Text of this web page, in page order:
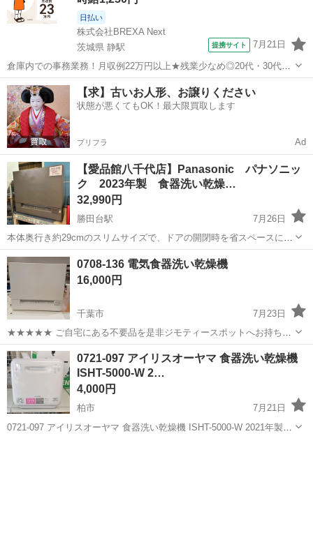
日払い
株式会社BREXA Next
茨城県 静駅
提携サイト 7月21日
倉庫内での事務業務！月収例22万円以上★残業少なめ◎20代・30代・
40代の男女活躍中！空調完備で快適作業★食堂利用可◎マイカー通勤
OK◎無料駐車場完備！《茨城県常陸大宮市》 人気の工場のお仕事 ◇
電子部品製造倉庫内の事務...
茨城 常陸大宮市 静駅 その他
【求】古いお人形、お譲りください
状態が悪くてもOK！最大限買取します
プリフラ Ad
【愛品館八千代店】Panasonic パナソニッ
ク 2023年製 食器洗い乾燥…
32,990円
勝田台駅
7月26日
本体奥行き約29cmのスリムサイズで、ドアの開閉時を省スペースにし
た「リフトアップオープンドア」採用の食器洗い乾燥機。食器点数24
点（約4人分）。 今まで食洗機の設置をあきらめていたキッチンでも
シンクの横にすっきり収ま...
千葉 八千代市 勝田台駅 キッチン家電
0708-136 電気食器洗い乾燥機
16,000円
千葉市
7月23日
★★★★★ ご自宅にある不要品を是非ジモティースポットへお持ち込
みしませんか？ 家電、趣味・スポーツ・レジャー用品、こども用品、
衣料服飾品、生活雑貨、家具、本、CD・DVDなどが無料でまとめて持
ち込めます！ ※詳細はこ...
千葉 千葉市 キッチン家電 現地
0721-097 アイリスオーヤマ 食器洗い乾燥機
ISHT-5000-W 2…
4,000円
柏市
7月21日
0721-097 アイリスオーヤマ 食器洗い乾燥機 ISHT-5000-W 2021年製